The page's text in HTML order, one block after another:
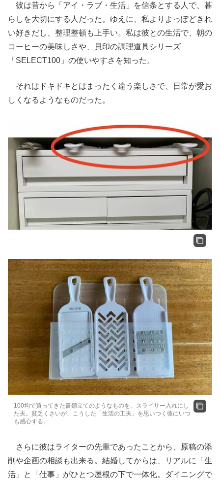
彼は昔から「アイ・ラブ・生活」を信条とする人で、暮
らしを大切にする人だった。ゆえに、私よりよっぽどきれ
い好きだし、整理整頓も上手い。私は彼との生活で、朝の
コーヒーの美味しさや、貝印の調理道具シリーズ
「SELECT100」の使いやすさを知った。
それはドキドキとはまったく違う楽しさで、日常が愛お
しくなるようなものだった。
100均で買ってきた書類立てのようなものを、スライサー入れにし
た夫。貧乏くさいが、こうした「生活の工夫」を思いつく彼にいつ
も感心する。
さらに彼はライターの先輩であったことから、原稿の添
削や企画の相談も出来る。結婚してからは、リアルに「生
活」と「仕事」がひとつ屋根の下で一体化。ダイニングで